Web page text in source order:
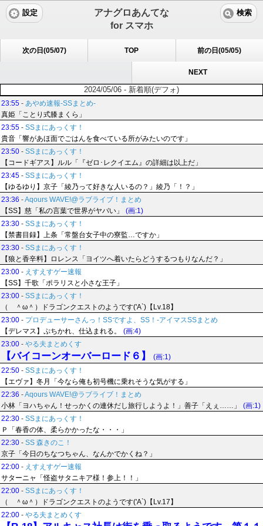
アナグロあんてな
for スマホ
設定 検索
次の日(05/07) TOP 前の日(05/05)
NEXT
2024/05/06 - 新着順(デフォ)
23:55 - あやめ速報-SSまとめ-
真姫「ことり式膝まくら」
23:55 - SSまにあっくす！
貴音「響があほ面でごはんを食べている所がみたいのです」
23:50 - SSまにあっくす！
【コードギアス】ルル「『ゼロ･レクイエム』の詳細は以上だ」
23:45 - SSまにあっくす！
【ゆるゆり】京子「綾乃って好きな人いるの？」綾乃「！？」
23:36 -Aqours WAVE!@ラブライブ！まとめ
【SS】慈「私の言葉で世界がヤバい」
(画:1)
23:30 - SSまにあっくす！
【禁書目録】上条「常盤台女子中の寮監…ですか」
23:30 - SSまにあっくす！
【狼と香辛料】ロレンス「ヨイツへ着いたらどうするつもりなんだ？」
23:00 - えすえすゲー速報
【SS】千歌「ポラリスと小さな王子」
23:00 - SSまにあっくす！
（ ＾ω＾）ドラゴンクエストのようです('A`)【Lv.18】
23:00 - プロデューサーさんっ！SSですよ、SS！-アイマスSSまとめ
【デレマス】ぷちかれ、仕込まれる。
(画:4)
23:00 - やる夫まとめくす
【バイコーンオーバーロード６】
(画:1)
22:50 - SSまにあっくす！
【エヴァ】冬月「今なら俺も初号機に乗れそうな気がする」
22:36 -Aqours WAVE!@ラブライブ！まとめ
小林「ヨハちゃん！せっかくの連休だし旅行しようよ！」善子「えぇ……」
(画:1)
22:30 - SSまにあっくす！
Ｐ「春香の体、柔らかかったな・・・」
22:30 - SS 森きのこ！
京子「今日のちなつちゃん、なんかでかくね？」
22:00 - えすえすゲー速報
サターニャ「怪盗サタニキア様！参上！！」
22:00 - SSまにあっくす！
（ ＾ω＾）ドラゴンクエストのようです('A`)【Lv.17】
22:00 - やる夫まとめくす